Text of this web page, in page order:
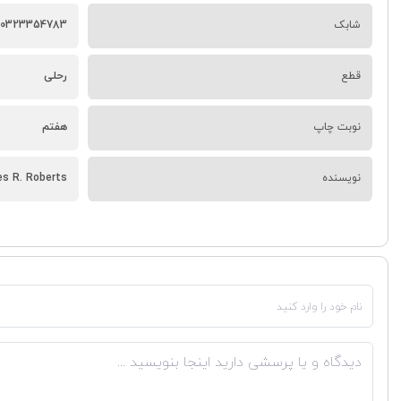
شابک
قطع رحلی
نوبت چاپ هفتم
نویسنده R. Roberts